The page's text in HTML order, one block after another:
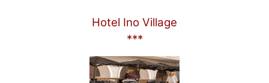
Hotel Ino Village
***